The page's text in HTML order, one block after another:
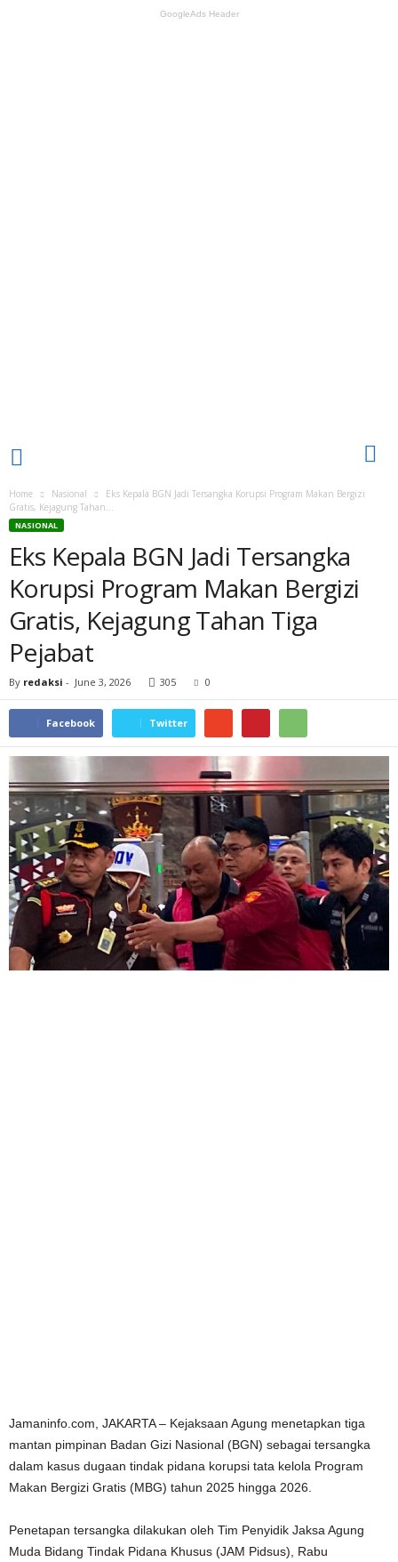
GoogleAds Header
Home Nasional
Eks Kepala BGN Jadi Tersangka Korupsi Program Makan Bergizi
Gratis, Kejagung Tahan...
NASIONAL
Eks Kepala BGN Jadi Tersangka
Korupsi Program Makan Bergizi
Gratis, Kejagung Tahan Tiga
Pejabat
By redaksi - June 3, 2026 305 0
Facebook Twitter
Jamaninfo.com, JAKARTA – Kejaksaan Agung menetapkan tiga
mantan pimpinan Badan Gizi Nasional (BGN) sebagai tersangka
dalam kasus dugaan tindak pidana korupsi tata kelola Program
Makan Bergizi Gratis (MBG) tahun 2025 hingga 2026.
Penetapan tersangka dilakukan oleh Tim Penyidik Jaksa Agung
Muda Bidang Tindak Pidana Khusus (JAM Pidsus), Rabu